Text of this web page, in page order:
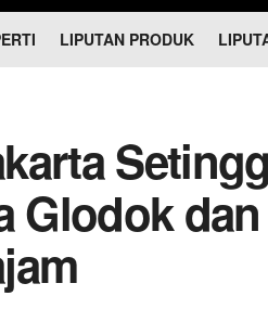
LIPUTAN PRODUK
Glodok